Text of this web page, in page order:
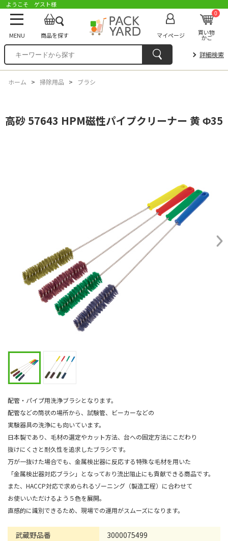
ようこそ ゲスト様
MENU 商品を探す マイページ
0
買い物
かご
詳細検索
ホーム > 掃除用品 > ブラシ
高砂 57643 HPM磁性パイプクリーナー 黄 Φ35
配管・パイプ用洗浄ブラシとなります。
配管などの筒状の場所から、試験管、ビーカーなどの
実験器具の洗浄にも向いています。
日本製であり、毛材の選定やカット方法、台への固定方法にこだわり
抜けにくさと耐久性を追求したブラシです。
万が一抜けた場合でも、金属検出器に反応する特殊な毛材を用いた
「金属検出器対応ブラシ」となっており流出阻止にも貢献できる商品です。
また、HACCP対応で求められるゾーニング（製造工程）に合わせて
お使いいただけるよう５色を展開。
直感的に識別できるため、現場での運用がスムーズになります。
武蔵野品番
3000075499